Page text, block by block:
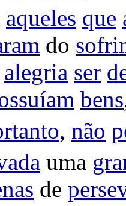
aqueles que
do
alegria ser
bens
, não
uma
de